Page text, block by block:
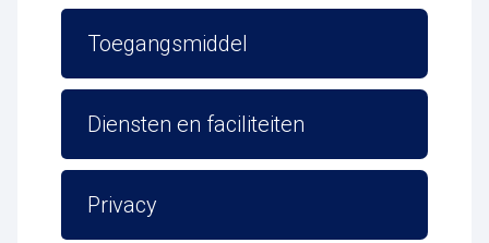
Toegangsmiddel
Diensten en faciliteiten
Privacy